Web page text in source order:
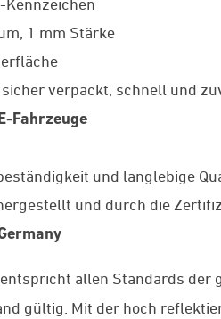
1 mm Stärke
verpackt, schnell und
Fahrzeuge
und langlebige
und durch die
entspricht allen Standards der
gültig. Mit der hoch